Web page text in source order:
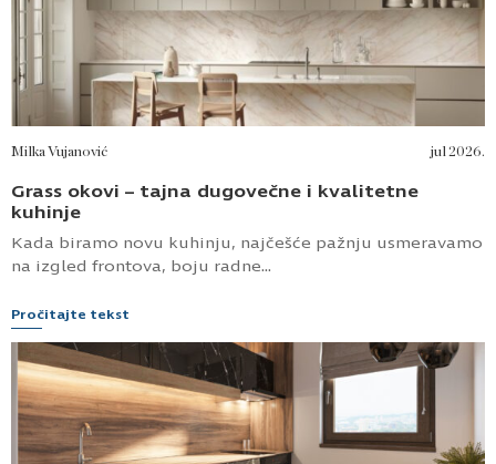
Milka Vujanović jul 2026.
Grass okovi – tajna dugovečne i kvalitetne
kuhinje
Kada biramo novu kuhinju, najčešće pažnju usmeravamo
na izgled frontova, boju radne...
Pročitajte tekst